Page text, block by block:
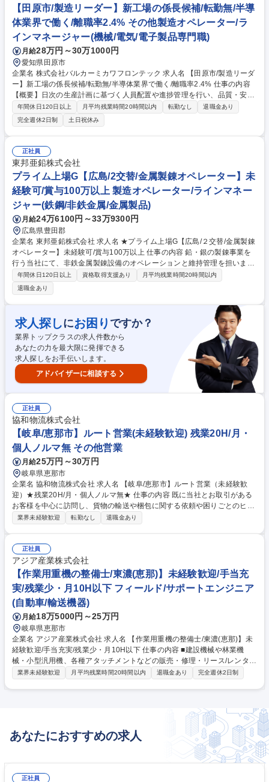
料作成等 入社後はOJTがありますので、安心してご応募ください★ 募集
職種 【田原市/製造職】半導体業界で働く◎/夜勤無/土日祝休/離職率2.4%
◎
【田原市/製造リーダー】新工場の係長候補/転勤無/半導
体業界で働く/離職率2.4% その他製造オペレーター/ラ
インマネージャー(機械/電気/電子製品専門職)
月給28万円～30万1000円
愛知県田原市
企業名 株式会社バルカーミカワフロンテック 求人名 【田原市/製造リーダ
ー】新工場の係長候補/転勤無/半導体業界で働く/離職率2.4% 仕事の内容
【概要】日次の生産計画に基づく人員配置や進捗管理を行い、品質・安全
管理、改善活動、標準化、オペレーター育成まで担う製造現場のリーダー
候補です。 【詳細】生産計画に沿って作業者を配置し、工程進捗や安全パ
トロール、品質異常の未然防止・是正対応を行います。生産ラインの遅れ
や負荷の偏り、品質不具合などのボトルネックを分析し、他部門や本社機
能と連携しながら改善策を立案・実行。作業手順や標準書の整備、標準化
の推進、オペレーターへの教育計画策定・育成・フォローも担当します。
募集職種 【田原市/製造リーダー】新工場の係長候補/転勤無/半導体業界で
働く/離職率2.4%
年間休日120日以上 月平均残業時間20時間以内 転勤なし
退職金あり
完全週休2日制
土日祝休み
正社員
東邦亜鉛株式会社
プライム上場G【広島/2交替/金属製錬オペレーター】未
経験可/賞与100万以上 製造オペレーター/ラインマネー
ジャー(鉄鋼/非鉄金属/金属製品)
月給24万6100円～33万9300円
広島県豊田郡
企業名 東邦亜鉛株式会社 求人名 ★プライム上場G【広島/２交替/金属製錬
オペレーター】未経験可/賞与100万以上 仕事の内容 鉛・銀の製錬事業を
行う当社にて、非鉄金属製錬設備のオペレーションと維持管理を担いま
す。 製錬設備の機械操作、現場巡回による点検やメンテナンスが主業務。
日本の産業を支える基盤素材の安定生産に貢献。 ■製錬設備の中央操作室
での監視・運転操作 ■定期的な現場巡回による設備の異常チェック ■バル
ブ操作、部品交換、清掃などの軽微なメンテナンス ■原材料の投入、製品
の回収、資材の運搬作業 ■安全ルール遵守とリスク低減活動、作業環境の
整備 ※業務内容の変更の範囲：当社業務全般 募集職種 ★プライム上場G
【広島/２交替/金属製錬オペレーター】未経験可/賞与100万以上
年間休日120日以上 資格取得支援あり
月平均残業時間20時間以内
退職金あり
求人探しにお困り ですか？
業界トップクラスの求人件数から
あなたの力を最大限に発揮できる
求人探しをお手伝いします。
アドバイザーに相談する
正社員
協和物流株式会社
【岐阜/恵那市】ルート営業(未経験歓迎) 残業20H/月・
個人ノルマ無 その他営業
月給25万円～30万円
岐阜県恵那市
企業名 協和物流株式会社 求人名 【岐阜/恵那市】ルート営業（未経験歓
迎）★残業20H/月・個人ノルマ無★ 仕事の内容 既に当社とお取引がある
お客様を中心に訪問し、貨物の輸送や梱包に関する依頼や困りごとのヒア
リングを行い、当社が持つ物流ソリューションの提案を行います。（業務
す。 【担当企業数】30社前後を予定しております 【1日の訪問数】5～6
件の企業を定期訪問しお客様のお困りごとを聞きます 【キャリアアップ】
入社5～6年以降は国家資格である運行管理者資格を取っていただき、運行
管理業務も担っていただきます。（営業6割/管理事務4割） 募集職種 【岐
阜/恵那市】ルート営業（未経験歓迎）★残業20H/月・個人ノルマ無★
業界未経験歓迎 転勤なし 退職金あり
正社員
アジア産業株式会社
【作業用重機の整備士/東濃(恵那)】未経験歓迎/手当充
実/残業少・月10H以下 フィールド/サポートエンジニア
(自動車/輸送機器)
月給18万5000円～25万円
岐阜県恵那市
企業名 アジア産業株式会社 求人名 【作業用重機の整備士/東濃(恵那)】未
経験歓迎/手当充実/残業少・月10H以下 仕事の内容 ■建設機械や林業機
械・小型汎用機、各種アタッチメントなどの販売・修理・リース/レンタル
を行う当社にて、林業や建設業のお客様からのご依頼による整備・メンテ
体的には】フロントが受けた依頼に基づき、建設機械や林業機械の整備・
メンテナンスを担当します。簡単な作業（エンジンオイル交換など）は1
人で、複雑な作業はチームで実施。作業場所は自社工場だけでなく、お客
業界未経験歓迎 月平均残業時間20時間以内 退職金あり 完全週休2日制
あなたにおすすめの求人
正社員